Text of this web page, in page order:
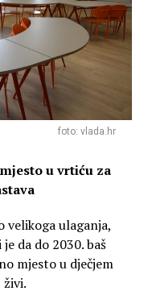
foto: vlada.hr
u vrtiću za
velikoga ulaganja,
da do 2030. baš
mjesto u dječjem